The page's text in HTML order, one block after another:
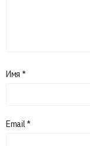
Имя *
Email*